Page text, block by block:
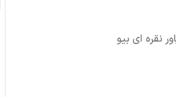
نقره ای بیو